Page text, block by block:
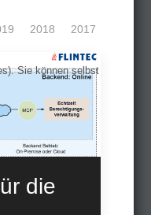
2018 2017
die
Sie können selbst